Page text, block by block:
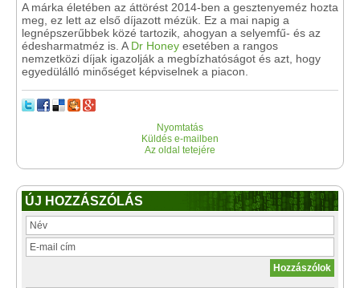
A márka életében az áttörést 2014-ben a gesztenyeméz hozta
meg, ez lett az első díjazott mézük. Ez a mai napig a
legnépszerűbbek közé tartozik, ahogyan a selyemfű- és az
édesharmatméz is. A Dr Honey esetében a rangos
nemzetközi díjak igazolják a megbízhatóságot és azt, hogy
egyedülálló minőséget képviselnek a piacon.
Nyomtatás
Küldés e-mailben
Az oldal tetejére
ÚJ HOZZÁSZÓLÁS